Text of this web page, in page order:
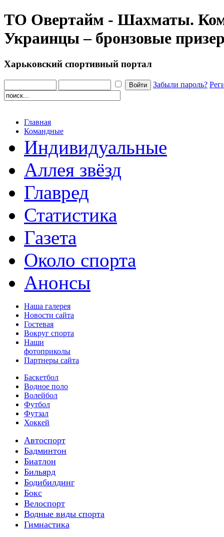
ТО Овертайм - Шахматы.
Украинцы – бронзовые
Харьковский спортивный портал
Забыли пароль?
Главная
Командные
Индивидуальные
Аллея звёзд
Главред
Статистика
Газета
Около спорта
Анонсы
Наша галерея
Новости сайта
Гостевая
Вокруг спорта
Наши
фотоприколы
Партнеры сайта
Баскетбол
Водное поло
Волейбол
Футбол
Футзал
Хоккей
Автоспорт
Бадминтон
Биатлон
Бильярд
Бодибилдинг
Бокс
Велоспорт
Водные виды спорта
Гимнастика